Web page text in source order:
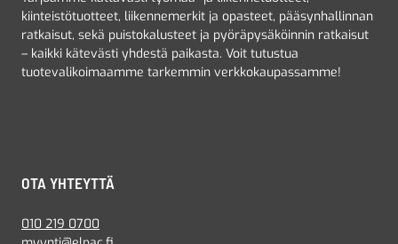
kiinteistötuotteet, liikennemerkit ja opasteet, pääsynhallinnan
ratkaisut, sekä puistokalusteet ja pyöräpysäköinnin ratkaisut
– kaikki kätevästi yhdestä paikasta. Voit tutustua
tuotevalikoimaamme tarkemmin verkkokaupassamme!
OTA YHTEYTTÄ
010 219 0700